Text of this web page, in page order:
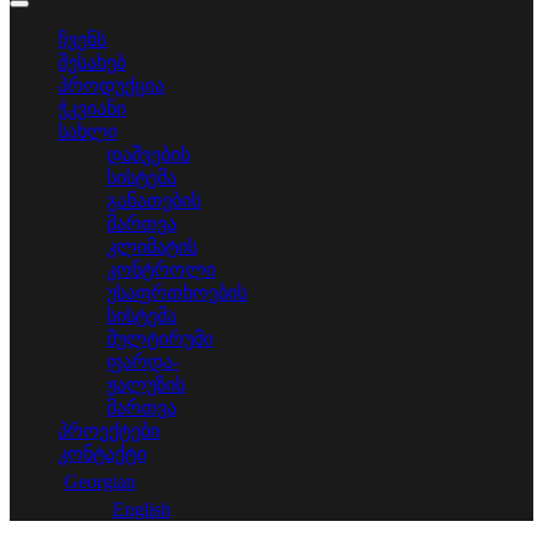
ჩვენს
შესახებ
პროდუქცია
ჭკვიანი
სახლი
დაშვების
სისტემა
განათების
მართვა
კლიმატის
კონტროლი
უსაფრთხოების
სისტემა
მულტირუმი
ფარდა-
ჟალუზის
მართვა
პროექტები
კონტაქტი
Georgian
English